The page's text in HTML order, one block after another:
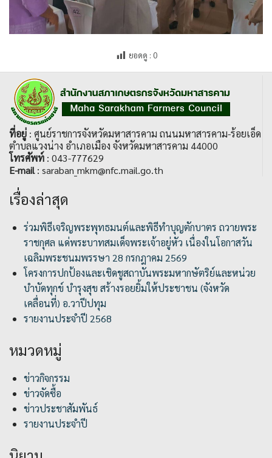
ยอดดู : 0
ที่อยู่ : ศูนย์ราชการจังหวัดมหาสารคาม ถนนมหาสารคาม-ร้อยเอ็ด
ตำบลแวงน่าง อำเภอเมือง จังหวัดมหาสารคาม 44000
โทรศัพท์ : 043-777629
E-mail: saraban_mkm@nfc.mail.go.th
เรื่องล่าสุด
ร่วมพิธีเจริญพระพุทธมนต์และพิธีทำบุญตักบาตร ถวายพระ
ราชกุศล แด่พระบาทสมเด็จพระเจ้าอยู่หัว เนื่องในโอกาสวัน
เฉลิมพระชนมพรรษา 28 กรกฎาคม 2569
โครงการปกป้องและเชิดชูสถาบันพระมหากษัตริย์และหน่วย
บำบัดทุกข์ บำรุงสุข สร้างรอยยิ้มให้ประชาชน (จังหวัด
เคลื่อนที่) อ.วาปีปทุม
รายงานประจำปี 2568
หมวดหมู่
ข่าวกิจกรรม
ข่าวจัดซื้อ
ข่าวประชาสัมพันธ์
รายงานประจำปี